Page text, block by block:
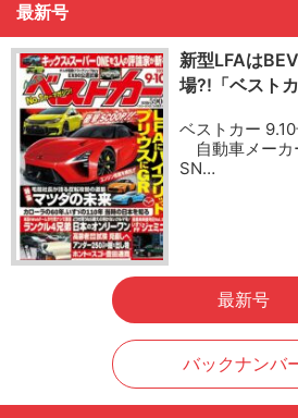
最新号
新型LFAは
場?!「ベスト
ベストカー
自動車メーカ
SN…
最新号
バックナンバ